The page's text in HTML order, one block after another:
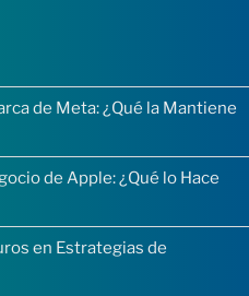
de Meta: ¿Qué la Mantiene
de Apple: ¿Qué lo Hace
en Estrategias de